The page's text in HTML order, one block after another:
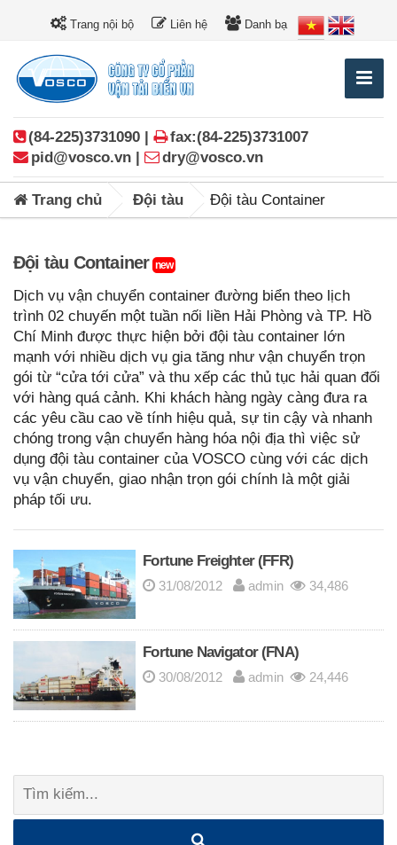
Trang nội bộ Liên hệ Danh bạ
(84-225)3731090 |
fax:(84-225)3731007
pid@vosco.vn |
dry@vosco.vn
Trang chủ Đội tàu Đội tàu Container
Đội tàu Container new
Dịch vụ vận chuyển container đường biển theo lịch
trình 02 chuyến một tuần nối liền Hải Phòng và TP. Hồ
Chí Minh được thực hiện bởi đội tàu container lớn
mạnh với nhiều dịch vụ gia tăng như vận chuyển trọn
gói từ “cửa tới cửa” và thu xếp các thủ tục hải quan đối
với hàng quá cảnh. Khi khách hàng ngày càng đưa ra
các yêu cầu cao về tính hiệu quả, sự tin cậy và nhanh
chóng trong vận chuyển hàng hóa nội địa thì việc sử
dụng đội tàu container của VOSCO cùng với các dịch
vụ vận chuyển, giao nhận trọn gói chính là một giải
pháp tối ưu.
Fortune Freighter (FFR)
31/08/2012 admin 34,486
Fortune Navigator (FNA)
30/08/2012 admin 24,446
navigation
Tìm